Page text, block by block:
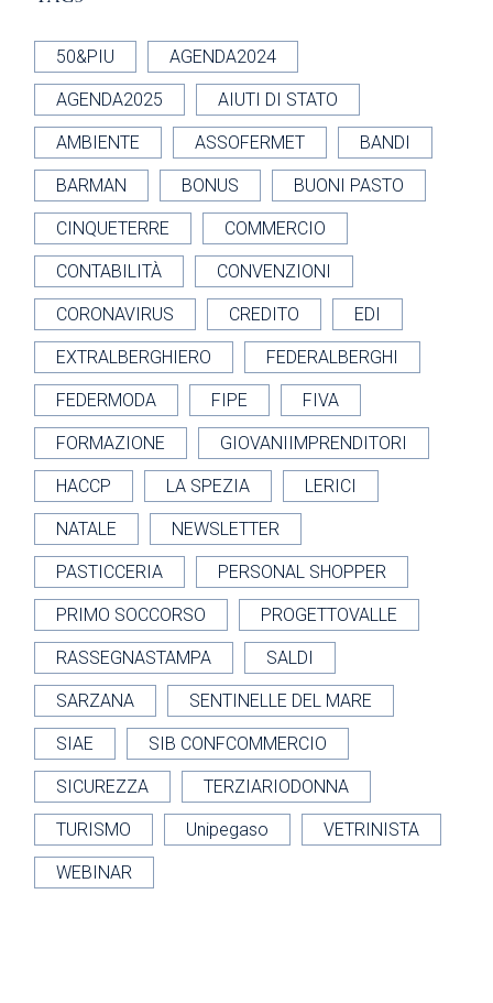
50&PIU AGENDA2024
AGENDA2025 AIUTI DI STATO
AMBIENTE ASSOFERMET BANDI
BARMAN BONUS BUONI PASTO
CINQUETERRE COMMERCIO
CONTABILITÀ CONVENZIONI
CORONAVIRUS CREDITO EDI
EXTRALBERGHIERO FEDERALBERGHI
FEDERMODA FIPE FIVA
FORMAZIONE GIOVANIIMPRENDITORI
HACCP LA SPEZIA LERICI
NATALE NEWSLETTER
PASTICCERIA PERSONAL SHOPPER
PRIMO SOCCORSO PROGETTOVALLE
RASSEGNASTAMPA SALDI
SARZANA SENTINELLE DEL MARE
SIAE SIB CONFCOMMERCIO
SICUREZZA TERZIARIODONNA
TURISMO Unipegaso VETRINISTA
WEBINAR